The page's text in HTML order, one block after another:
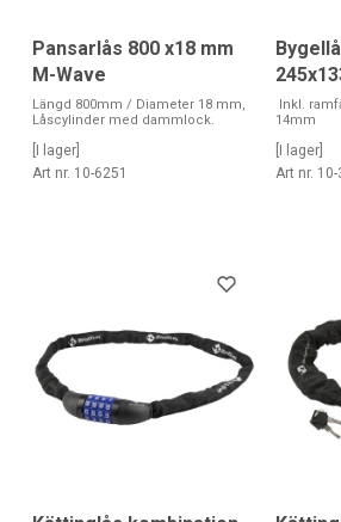
Pansarlås 800 x18 mm
M-Wave
Längd 800mm / Diameter 18 mm,
Låscylinder med dammlock.
[I lager]
Art nr. 10-6251
Inkl.
14mm
[I lager]
Art nr.